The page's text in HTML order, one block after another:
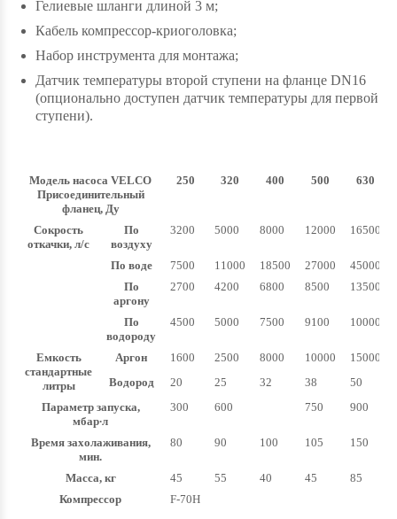
Гелиевые шланги длиной 3 м;
Кабель компрессор-криоголовка;
Набор инструмента для монтажа;
Датчик температуры второй ступени на фланце DN16
(опционально доступен датчик температуры для первой
ступени).
Модель насоса VELCO
Присоединительный
фланец, Ду
250 320 400 500 630
Сокрость
откачки, л/с
По
воздуху
3200 5000 8000 12000 16500
По воде 7500 11000 18500 27000 45000
По
аргону
2700 4200 6800 8500 13500
По
водороду
4500 5000 7500 9100 10000
Емкость
стандартные
литры
Аргон 1600 2500 8000 10000 15000
Водород
20 25 32 38 50
Параметр запуска,
мбар∙л
300 600 750 900
Время захолаживания,
мин.
80 90 100 105 150
Масса, кг 45 55 40 45 85
Компрессор
F-70H